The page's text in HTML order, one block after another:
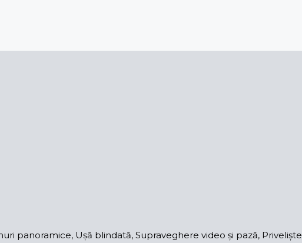
panoramice, Ușă blindată, Supraveghere video și pază,